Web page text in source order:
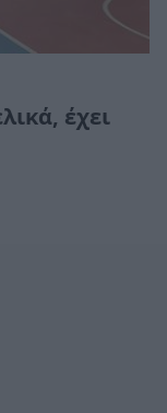
έχει